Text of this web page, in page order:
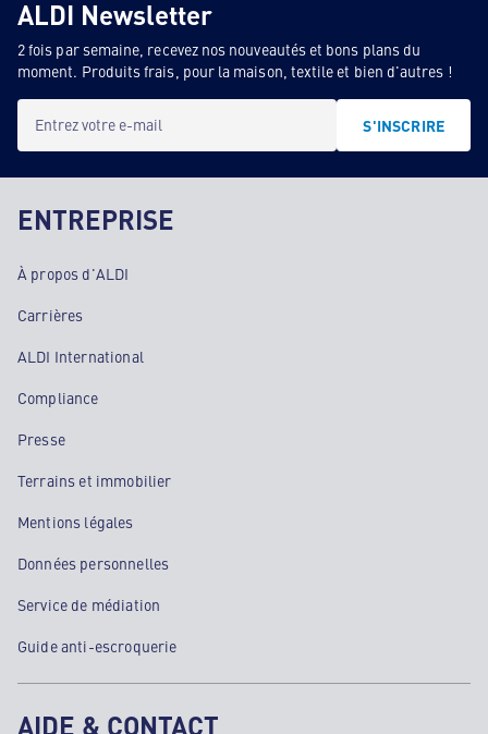
ALDI Newsletter
2 fois par semaine, recevez nos nouveautés et bons plans du
moment. Produits frais, pour la maison, textile et bien d'autres !
Entrez votre e-mail S'INSCRIRE
ENTREPRISE
À propos d'ALDI
Carrières
ALDI International
Compliance
Presse
Terrains et immobilier
Mentions légales
Données personnelles
Service de médiation
Guide anti-escroquerie
AIDE & CONTACT